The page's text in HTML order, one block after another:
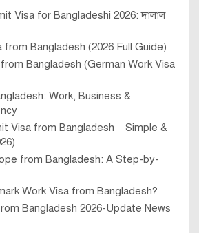
Visa for Bangladeshi 2026: দালাল
from Bangladesh (2026 Full Guide)
Bangladesh (German Work Visa
Work, Business &
Visa from Bangladesh – Simple &
from Bangladesh: A Step-by-
Work Visa from Bangladesh?
Bangladesh 2026-Update News